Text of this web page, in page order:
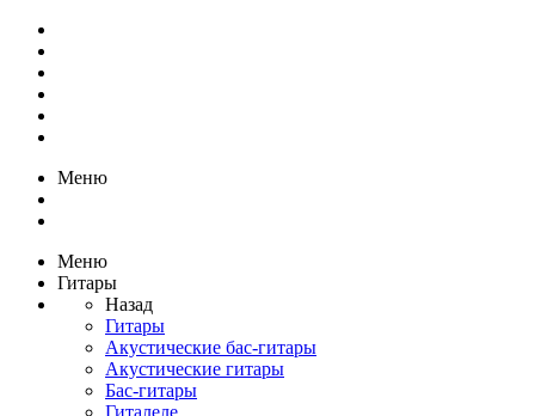
Меню
Меню
Гитары
Назад
Гитары
Акустические бас-гитары
Акустические гитары
Бас-гитары
Гиталеле